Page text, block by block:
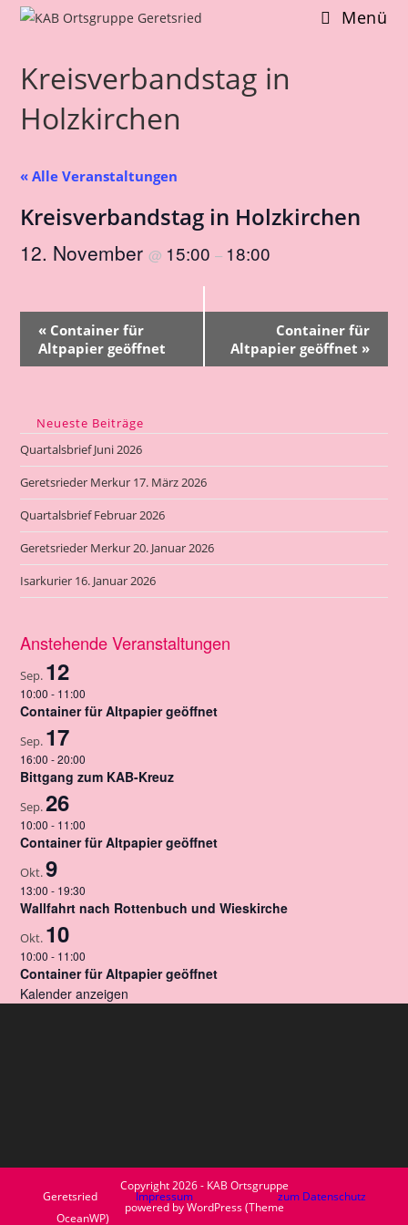
Zum
Menü
Kreisverbandstag in
Holzkirchen
« Alle Veranstaltungen
Kreisverbandstag in Holzkirchen
12. November@ 15:00– 18:00
r
s
t
a
l
t
u
n
g
N
v
i
g
a
t
i
o
n
« Container für
Altpapier geöffnet
Container für
Altpapier geöffnet »
Neueste Beiträge
Quartalsbrief Juni 2026
Geretsrieder Merkur 17. März 2026
Quartalsbrief Februar 2026
Geretsrieder Merkur 20. Januar 2026
Isarkurier 16. Januar 2026
Anstehende Veranstaltungen
Sep. 12
10:00 - 11:00
Container für Altpapier geöffnet
Sep. 17
16:00 -20:00
Bittgang zum KAB-Kreuz
Sep.26
10:00 - 11:00
Container für Altpapier geöffnet
Okt.9
13:00 - 19:30
Wallfahrt nach Rottenbuch und Wieskirche
Okt. 10
10:00 - 11:00
Container für Altpapier geöffnet
Kalender anzeigen
Copyright 2026 - KAB Ortsgruppe
GeretsriedImpressum zum Datenschutz
powered by WordPress (Theme
OceanWP)